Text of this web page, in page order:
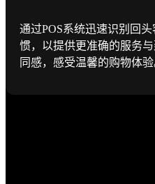
通过POS系统迅速识别回
惯，以提供更准确的服务
同感，感受温馨的购物体验